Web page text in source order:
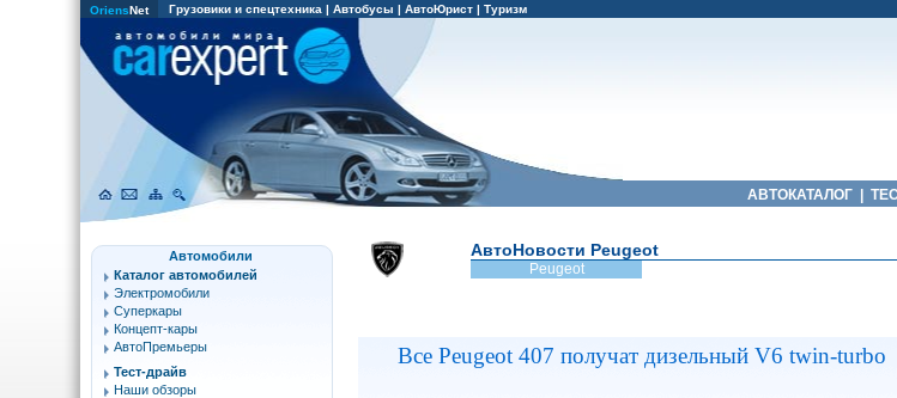
OriensNet Грузовики и спецтехника | Автобусы | АвтоЮрист | Туризм
АВТОКАТАЛОГ
АвтоНовости Peugeot
Peugeot
Все Peugeot 407 получат дизельный V6 twin-turbo
Автомобили
Каталог автомобилей
Электромобили
Суперкары
Концепт-кары
АвтоПремьеры
Тест-драйв
Наши обзоры